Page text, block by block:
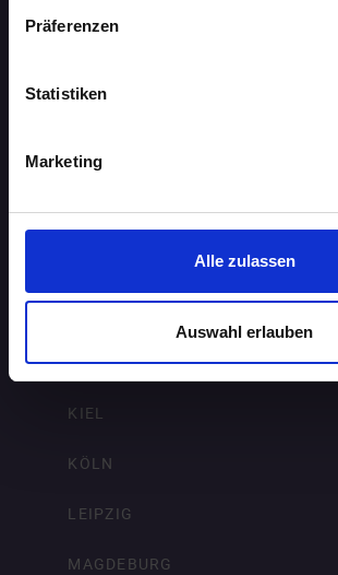
Präferenzen
Statistiken
Marketing
Alle zulassen
Auswahl erlauben
FRANKFURT AM MAIN
FREIBURG IM BREISGAU
KARLSRUHE
KIEL
KÖLN
LEIPZIG
MAGDEBURG